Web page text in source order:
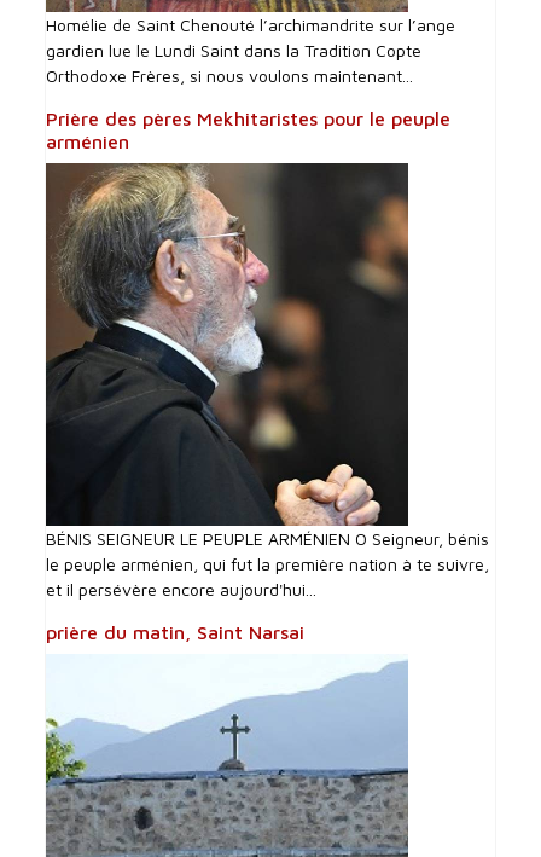
Homélie de Saint Chenouté l’archimandrite sur l’ange
gardien lue le Lundi Saint dans la Tradition Copte
Orthodoxe Frères, si nous voulons maintenant...
Prière des pères Mekhitaristes pour le peuple
arménien
BÉNIS SEIGNEUR LE PEUPLE ARMÉNIEN O Seigneur, bénis
le peuple arménien, qui fut la première nation à te suivre,
et il persévère encore aujourd'hui...
prière du matin, Saint Narsai